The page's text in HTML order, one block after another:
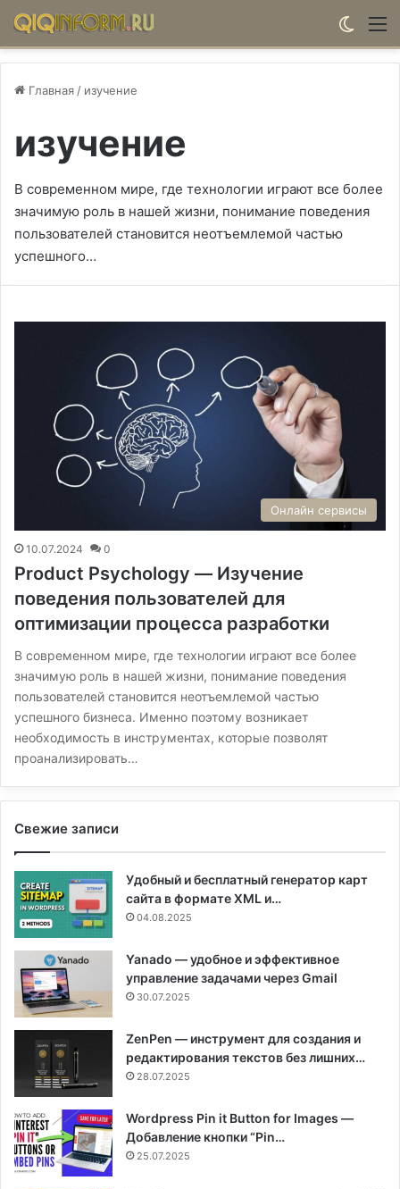
Главная / изучение
изучение
В современном мире, где технологии играют все более
значимую роль в нашей жизни, понимание поведения
пользователей становится неотъемлемой частью
успешного…
Онлайн сервисы
10.07.2024 0
Product Psychology — Изучение
поведения пользователей для
оптимизации процесса разработки
В современном мире, где технологии играют все более
значимую роль в нашей жизни, понимание поведения
пользователей становится неотъемлемой частью
успешного бизнеса. Именно поэтому возникает
необходимость в инструментах, которые позволят
проанализировать…
Свежие записи
Удобный и бесплатный генератор карт
сайта в формате XML и…
04.08.2025
Yanado — удобное и эффективное
управление задачами через Gmail
30.07.2025
ZenPen — инструмент для создания и
редактирования текстов без лишних…
28.07.2025
Wordpress Pin it Button for Images —
Добавление кнопки “Pin…
25.07.2025